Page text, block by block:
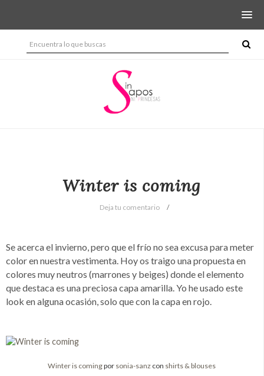
Winter is coming
Deja tu comentario
Se acerca el invierno, pero que el frío no sea excusa para meter
color en nuestra vestimenta. Hoy os traigo una propuesta en
colores muy neutros (marrones y beiges) donde el elemento
que destaca es una preciosa capa amarilla. Yo he usado este
look en alguna ocasión, solo que con la capa en rojo.
Winter is comingpor sonia-sanz con shirts & blouses